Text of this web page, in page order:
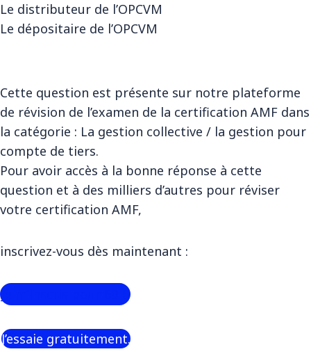
Le distributeur de l’OPCVM
Le dépositaire de l’OPCVM
Cette question est présente sur notre plateforme
de révision de l’examen de la certification AMF dans
la catégorie : La gestion collective / la gestion pour
compte de tiers.
Pour avoir accès à la bonne réponse à cette
question et à des milliers d’autres pour réviser
votre certification AMF,
inscrivez-vous dès maintenant :
Je m’inscris pour 69 €
J’essaie gratuitement.